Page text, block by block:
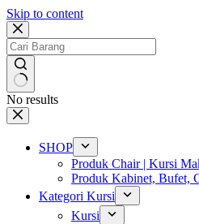
Skip to content
No results
SHOP
Produk Chair | Kursi
Produk Kabinet, Bufet,
Kategori Kursi
Kursi